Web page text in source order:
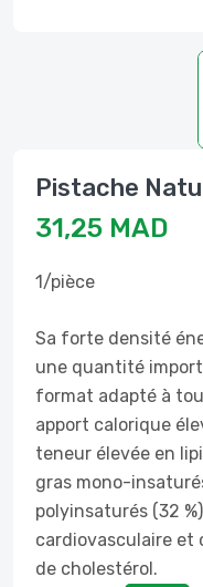
31,25 MAD
1/pièce
Sa forte densité
une quantité
format adapté à
apport calorique
teneur élevée en
gras mono-
polyinsaturés (32
cardiovasculaire et
de cholestérol.